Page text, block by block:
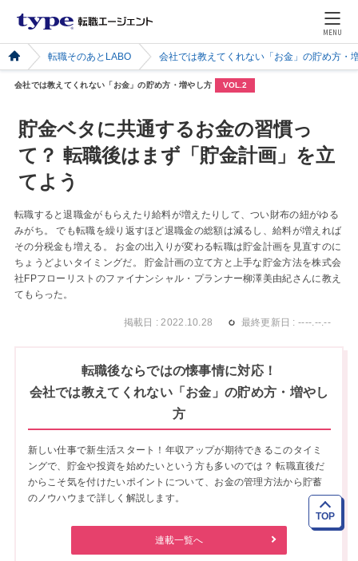
MENU
転職そのあとLABO 会社では教えてくれない「お金」の貯め方・
会社では教えてくれない「お金」の貯め方・増やし方 VOL.2
貯金ベタに共通するお金の習慣っ
て？ 転職後はまず「貯金計画」を立
てよう
転職すると退職金がもらえたり給料が増えたりして、つい財布の紐がゆる
みがち。 でも転職を繰り返すほど退職金の総額は減るし、給料が増えれば
その分税金も増える。 お金の出入りが変わる転職は貯金計画を見直すのに
ちょうどよいタイミングだ。 貯金計画の立て方と上手な貯金方法を株式会
社FPフローリストのファイナンシャル・プランナー柳澤美由紀さんに教え
てもらった。
掲載日 : 2022.10.28 最終更新日 : ----.--.--
転職後ならではの懐事情に対応！
会社では教えてくれない「お金」の貯め方・増やし
方
新しい仕事で新生活スタート！年収アップが期待できるこのタイミ
ングで、貯金や投資を始めたいという方も多いのでは？ 転職直後だ
からこそ気を付けたいポイントについて、お金の管理方法から貯蓄
のノウハウまで詳しく解説します。
連載一覧へ
TOP